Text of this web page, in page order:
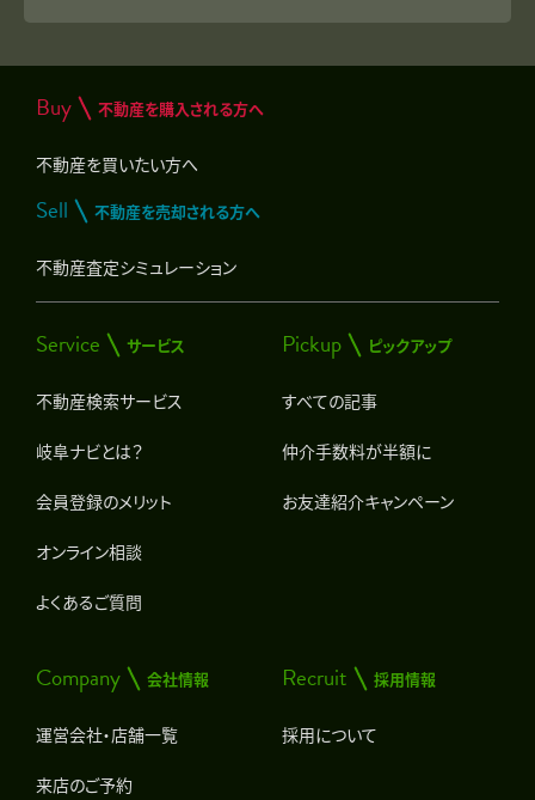
Buy 不動産を購入される方へ
不動産を買いたい方へ
Sell 不動産を売却される方へ
不動産査定シミュレーション
Service サービス
不動産検索サービス
岐阜ナビとは？
会員登録のメリット
オンライン相談
よくあるご質問
Pickup ピックアップ
すべての記事
仲介手数料が半額に
お友達紹介キャンペーン
Company 会社情報
運営会社・店舗一覧
来店のご予約
Recruit 採用情報
採用について